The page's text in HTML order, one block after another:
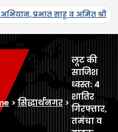
होगी उड़द-मूंग की खरीद,
>सिद्धार्थनगर >
लूट की
साजिश
ध्वस्त: 4
शातिर
गिरफ्तार,
तमंचा व